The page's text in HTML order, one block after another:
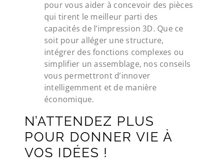
pour vous aider à concevoir des pièces
qui tirent le meilleur parti des
capacités de l’impression 3D. Que ce
soit pour alléger une structure,
intégrer des fonctions complexes ou
simplifier un assemblage, nos conseils
vous permettront d’innover
intelligemment et de manière
économique.
N’ATTENDEZ PLUS
POUR DONNER VIE À
VOS IDÉES !